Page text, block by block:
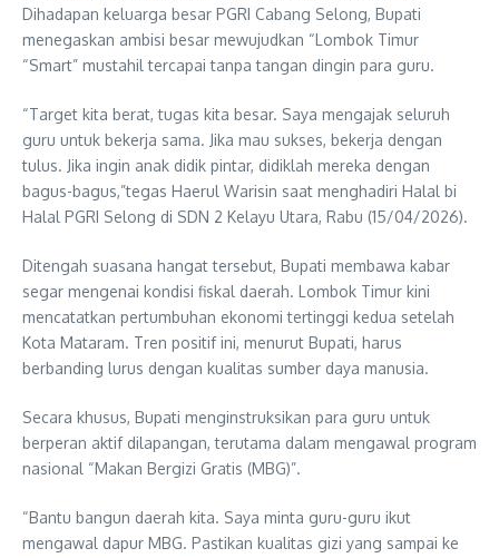
Dihadapan keluarga besar PGRI Cabang Selong, Bupati
menegaskan ambisi besar mewujudkan “Lombok Timur
“Smart” mustahil tercapai tanpa tangan dingin para guru.
“Target kita berat, tugas kita besar. Saya mengajak seluruh
guru untuk bekerja sama. Jika mau sukses, bekerja dengan
tulus. Jika ingin anak didik pintar, didiklah mereka dengan
bagus-bagus,”tegas Haerul Warisin saat menghadiri Halal bi
Halal PGRI Selong di SDN 2 Kelayu Utara, Rabu (15/04/2026).
Ditengah suasana hangat tersebut, Bupati membawa kabar
segar mengenai kondisi fiskal daerah. Lombok Timur kini
mencatatkan pertumbuhan ekonomi tertinggi kedua setelah
Kota Mataram. Tren positif ini, menurut Bupati, harus
berbanding lurus dengan kualitas sumber daya manusia.
Secara khusus, Bupati menginstruksikan para guru untuk
berperan aktif dilapangan, terutama dalam mengawal program
nasional “Makan Bergizi Gratis (MBG)”.
“Bantu bangun daerah kita. Saya minta guru-guru ikut
mengawal dapur MBG. Pastikan kualitas gizi yang sampai ke